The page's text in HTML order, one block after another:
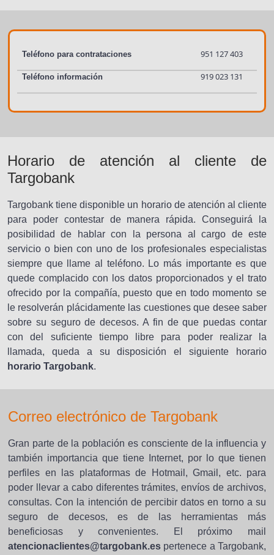
Teléfono para contrataciones 951 127 403
Teléfono información 919 023 131
Horario de atención al cliente de
Targobank
Targobank tiene disponible un horario de atención al cliente
para poder contestar de manera rápida. Conseguirá la
posibilidad de hablar con la persona al cargo de este
servicio o bien con uno de los profesionales especialistas
siempre que llame al teléfono. Lo más importante es que
quede complacido con los datos proporcionados y el trato
ofrecido por la compañía, puesto que en todo momento se
le resolverán plácidamente las cuestiones que desee saber
sobre su seguro de decesos. A fin de que puedas contar
con del suficiente tiempo libre para poder realizar la
llamada, queda a su disposición el siguiente horario
horario Targobank.
Correo electrónico de Targobank
Gran parte de la población es consciente de la influencia y
también importancia que tiene Internet, por lo que tienen
perfiles en las plataformas de Hotmail, Gmail, etc. para
poder llevar a cabo diferentes trámites, envíos de archivos,
consultas. Con la intención de percibir datos en torno a su
seguro de decesos, es de las herramientas más
beneficiosas y convenientes. El próximo mail
atencionaclientes@targobank.es pertenece a Targobank,